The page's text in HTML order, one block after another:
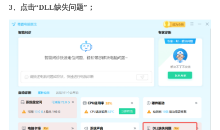
3、点击“DLL缺失问题”；